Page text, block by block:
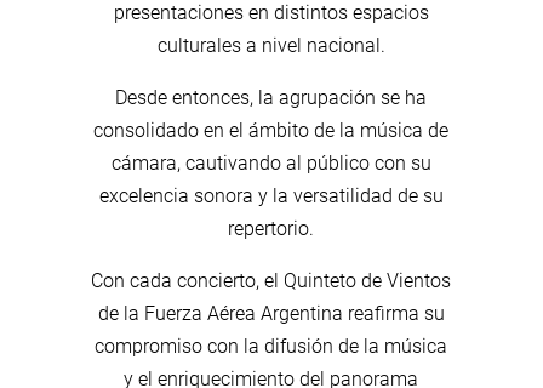
presentaciones en distintos espacios
culturales a nivel nacional.
Desde entonces, la agrupación se ha
consolidado en el ámbito de la música de
cámara, cautivando al público con su
excelencia sonora y la versatilidad de su
repertorio.
Con cada concierto, el Quinteto de Vientos
de la Fuerza Aérea Argentina reafirma su
compromiso con la difusión de la música
y el enriquecimiento del panorama